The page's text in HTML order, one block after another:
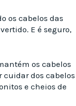
os cabelos das
E é seguro,
os cabelos
cuidar dos cabelos
e cheios de